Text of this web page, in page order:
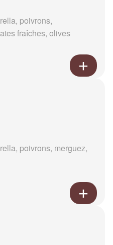
poivrons,
fraîches, olives
poivrons, merguez,